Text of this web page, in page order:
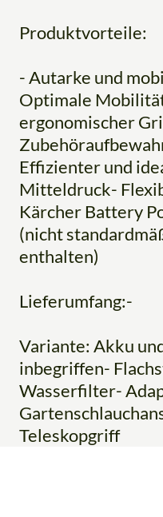
Produktvorteile:
- Autarke und
Optimale
ergonomischer
Effizienter und
Mitteldruck-
Kärcher Battery
(nicht
enthalten)
Lieferumfang:-
Variante: Akku
inbegriffen-
Wasserfilter-
Teleskopgriff